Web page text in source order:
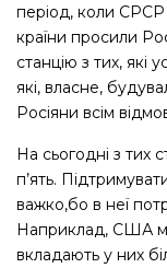
період, коли СРСР
країни просили
станцію з тих, які
які, власне,
Росіяни всім
На сьогодні з тих
п’ять.
важко,бо в неї
Наприклад, США
вкладають у них